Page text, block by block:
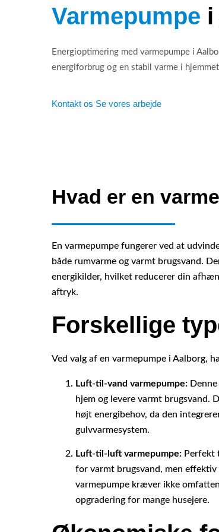
Varmepumpe i
Energioptimering med varmepumpe i
energiforbrug og en stabil varme i
Kontakt os Se vores arbejde
Hvad er en
En varmepumpe fungerer ved at
både rumvarme og varmt brugsvand.
energikilder, hvilket reducerer din
aftryk.
Forskellige
Ved valg af en varmepumpe i Aalborg,
Luft-til-vand varmepumpe:
hjem og levere varmt brugsvand.
højt energibehov, da den
gulvvarmesystem.
Luft-til-luft varmepumpe: Perfekt
for varmt brugsvand, men
varmepumpe kræver ikke
opgradering for mange husejere.